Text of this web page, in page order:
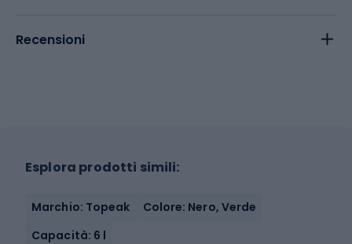
Recensioni
Esplora prodotti simili:
Marchio: Topeak
Colore: Nero, Verde
Capacità: 6 l